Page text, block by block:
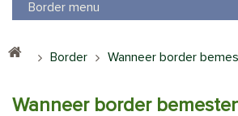
Border menu
Border Wanneer border
Wanneer border